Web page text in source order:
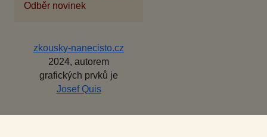
Odběr novinek
zkousky-nanecisto.cz
2024, autorem
grafických prvků je
Josef Quis